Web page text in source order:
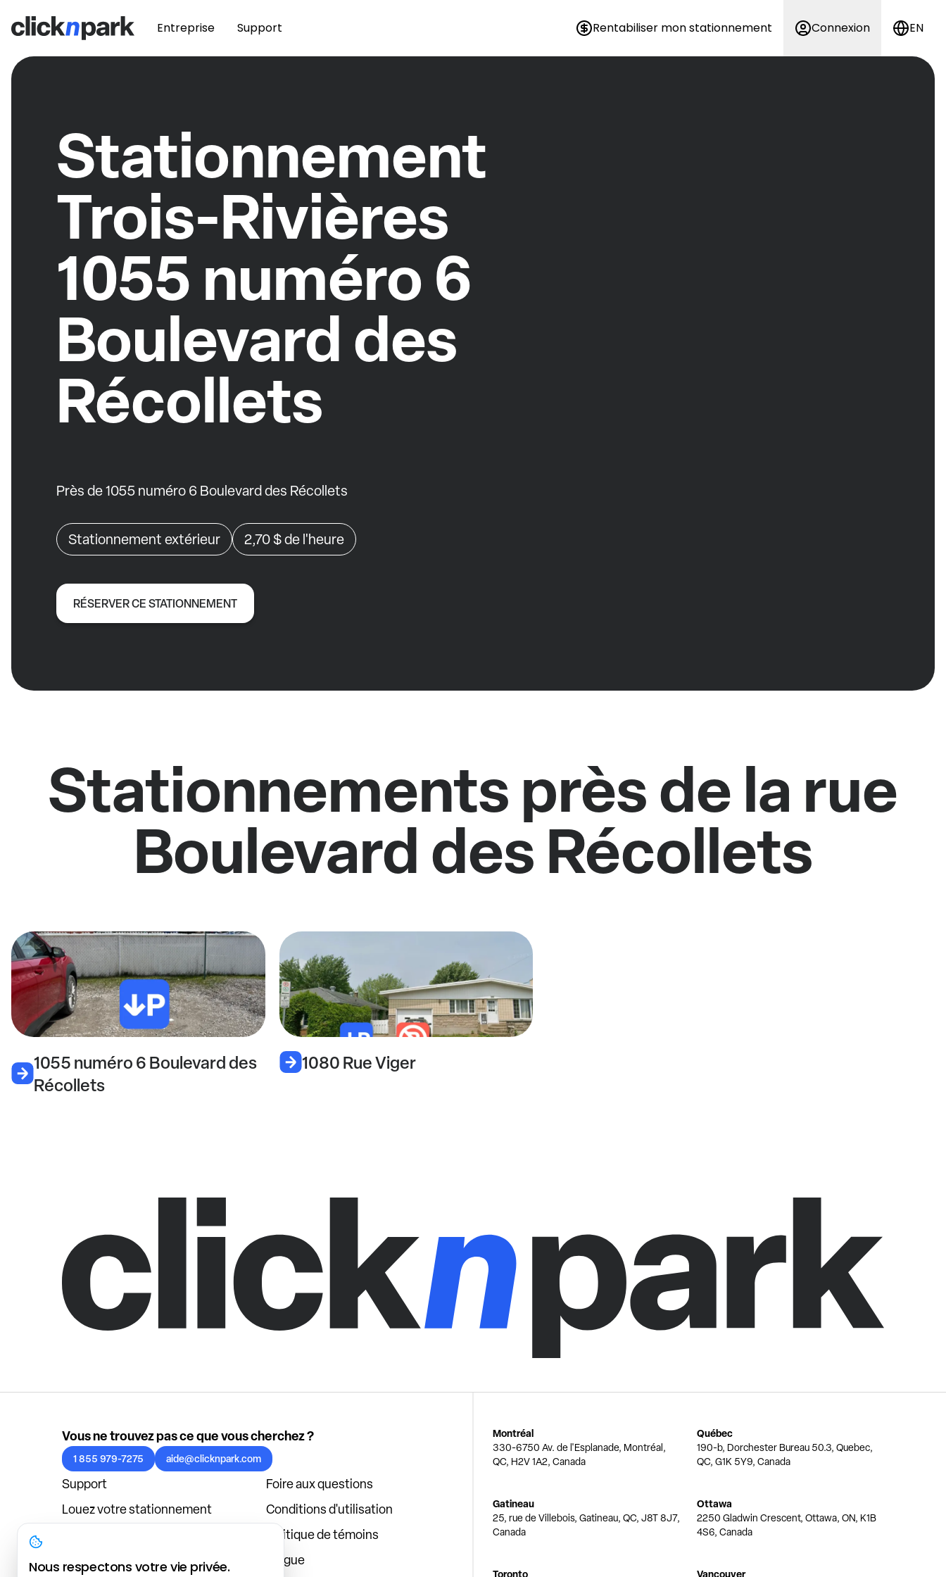
Entreprise Support Rentabiliser mon stationnement Connexion EN
Stationnement
Trois-Rivières
1055 numéro 6
Boulevard des
Récollets
Près de 1055 numéro 6 Boulevard des Récollets
Stationnement extérieur 2,70 $de l'heure
RÉSERVER CE STATIONNEMENT
Stationnements près de la rue
Boulevard des Récollets
1055 numéro 6 Boulevard des
Récollets
1080 Rue Viger
Vous ne trouvez pas ce que vous cherchez ?
1 855 979-7275 aide@clicknpark.com
Support
Foire aux questions
Louez votre stationnement
Conditions d'utilisation
Politique de témoins
À propos
Blogue
Montréal
330-6750 Av. de l'Esplanade, Montréal,
QC, H2V 1A2, Canada
Québec
190-b, Dorchester Bureau 50.3, Quebec,
QC, G1K 5Y9, Canada
Gatineau
25, rue de Villebois, Gatineau, QC, J8T 8J7,
Canada
Ottawa
2250 Gladwin Crescent, Ottawa, ON, K1B
4S6, Canada
Toronto Vancouver
Nous respectons votre vie privée.